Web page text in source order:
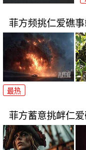
菲方频挑仁爱礁
最热
菲方蓄意挑衅仁